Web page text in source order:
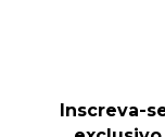
Inscreva-